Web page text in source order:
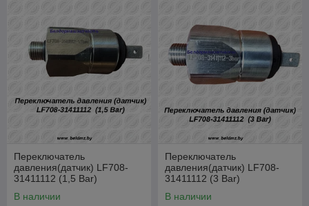
Переключатель
давления(датчик) LF708-
31411112 (1,5 Bar)
В наличии
Переключатель
давления(датчик) LF708-
31411112 (3 Bar)
В наличии